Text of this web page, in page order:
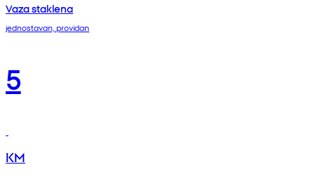
Vaza staklena
jednostavan, providan
5
KM